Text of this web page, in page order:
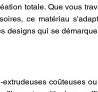
totale. Que vous
ce matériau
designs qui se
coûteuses